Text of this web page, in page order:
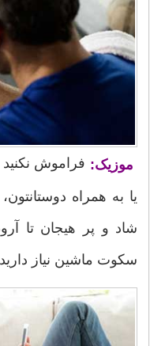
موزیک: فراموش
یا به همراه
شاد و پر هیجان تا
سکوت ماشین نیاز